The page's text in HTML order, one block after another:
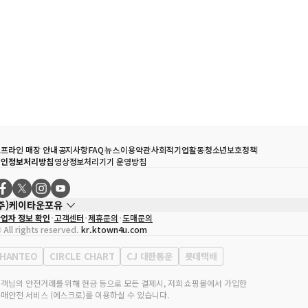
라인 매장 안내공지사항FAQ뉴스이용약관사회적기업활동청소년보호정책
정보처리방침영상정보처리기기 운영방침
)케이타운포유
자
송효민
업자등록번호
120-87-71116
판매업 신고번호 제2011-서울강남-02223
표전화
02-552-9855
자 정보 확인 고객센터 제휴문의 도매문의
rights reserved. kr.ktown4u.com
HANTEO CIRCLE CHART CJ 대한통운 롯데택배
님의 안전거래를 위해 현금 등으로 모든 결제시, 저희 쇼핑몰에서 가입한
안전 서비스 (에스크로)를 이용하실 수 있습니다.